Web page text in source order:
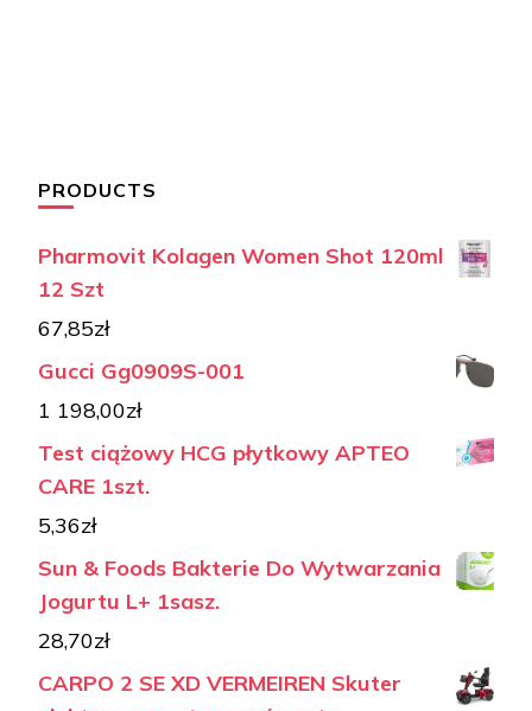
PRODUCTS
Pharmovit Kolagen Women Shot 120ml
12 Szt
67,85zł
Gucci Gg0909S-001
1 198,00zł
Test ciążowy HCG płytkowy APTEO
CARE 1szt.
5,36zł
Sun & Foods Bakterie Do Wytwarzania
Jogurtu L+ 1sasz.
28,70zł
CARPO 2 SE XD VERMEIREN Skuter